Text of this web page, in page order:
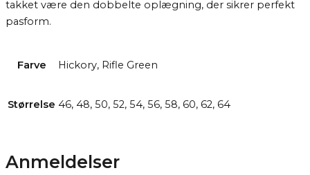
takket være den dobbelte oplægning, der sikrer perfekt
pasform.
Farve Hickory, Rifle Green
Størrelse 46, 48, 50, 52, 54, 56, 58, 60, 62, 64
Anmeldelser